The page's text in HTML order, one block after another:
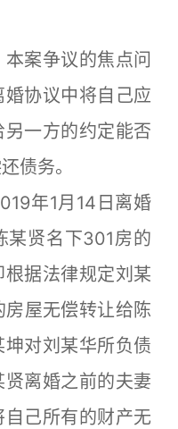
案争议的焦点问
协议中将自己应
一方的约定能否
债务。
年1月14日离婚
某贤名下301房的
据法律规定刘某
屋无偿转让给陈
对刘某华所负债
离婚之前的夫妻
己所有的财产无